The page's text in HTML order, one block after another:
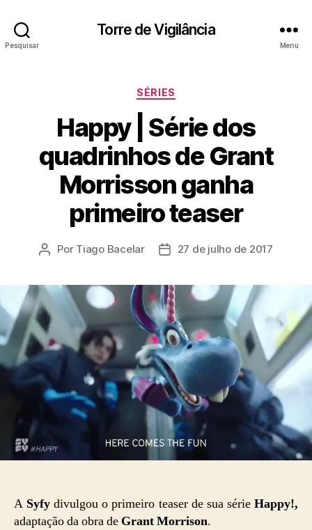
Pesquisar
Torre de Vigilância
Menu
Categorias
SÉRIES
Happy | Série dos
quadrinhos de Grant
Morrisson ganha
primeiro teaser
Autor
Por Tiago Bacelar
Data27 de julho de 2017
A Syfy divulgou o primeiro teaser de sua sérieHappy!,
adaptação da obra de Grant Morrison.